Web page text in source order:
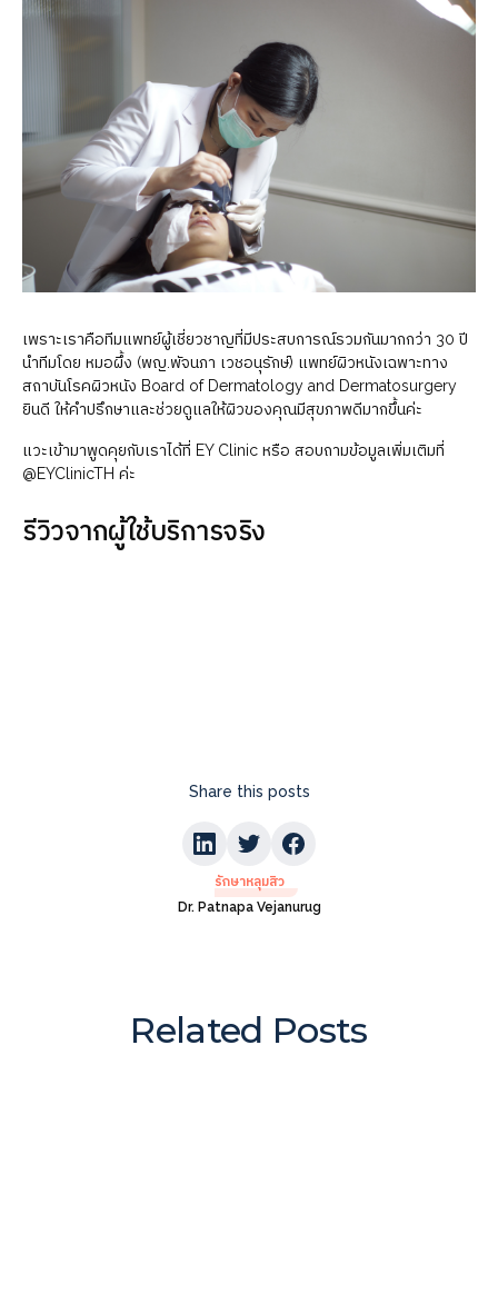
เพราะเราคือทีมแพทย์ผู้เชี่ยวชาญที่มีประสบการณ์รวมกันมากกว่า 30 ปี
นำทีมโดย หมอผึ้ง (พญ.พัจนภา เวชอนุรักษ์) แพทย์ผิวหนังเฉพาะทาง
สถาบันโรคผิวหนัง Board of Dermatology and Dermatosurgery
ยินดี ให้คำปรึกษาและช่วยดูแลให้ผิวของคุณมีสุขภาพดีมากขึ้นค่ะ
แวะเข้ามาพูดคุยกับเราได้ที่ EY Clinic หรือ สอบถามข้อมูลเพิ่มเติมที่
@EYClinicTH ค่ะ
รีวิวจากผู้ใช้บริการจริง
Share this posts
รักษาหลุมสิว
Dr. Patnapa Vejanurug
Related Posts